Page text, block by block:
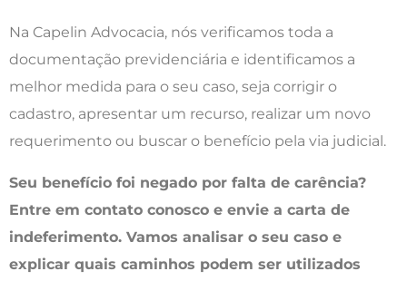
Na Capelin Advocacia, nós verificamos toda a
documentação previdenciária e identificamos a
melhor medida para o seu caso, seja corrigir o
cadastro, apresentar um recurso, realizar um novo
requerimento ou buscar o benefício pela via judicial.
Seu benefício foi negado por falta de carência?
Entre em contato conosco e envie a carta de
indeferimento. Vamos analisar o seu caso e
explicar quais caminhos podem ser utilizados